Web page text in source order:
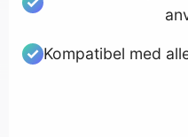
Kompatibel med